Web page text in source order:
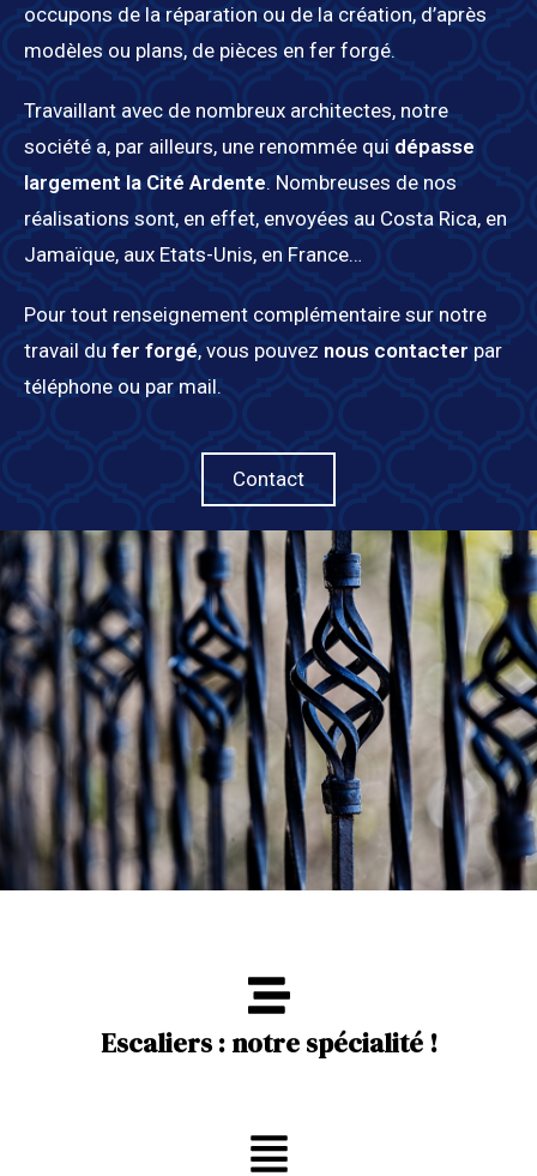
occupons de la réparation ou de la création, d’après
modèles ou plans, de pièces en fer forgé.
Travaillant avec de nombreux architectes, notre
société a, par ailleurs, une renommée qui dépasse
largement la Cité Ardente. Nombreuses de nos
réalisations sont, en effet, envoyées au Costa Rica, en
Jamaïque, aux Etats-Unis, en France…
Pour tout renseignement complémentaire sur notre
travail du fer forgé, vous pouvez nous contacter par
téléphone ou par mail.
Contact
Escaliers : notre spécialité !